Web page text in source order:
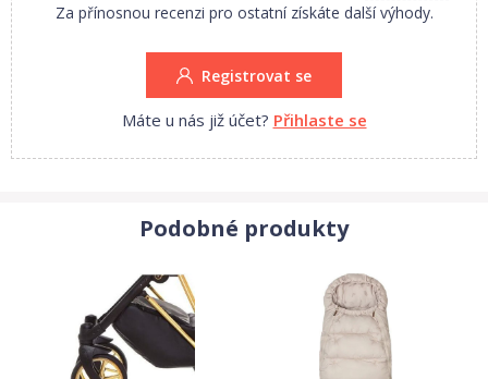
Za přínosnou recenzi pro ostatní získáte další výhody.
Registrovat se
Máte u nás již účet? Přihlaste se
Podobné produkty